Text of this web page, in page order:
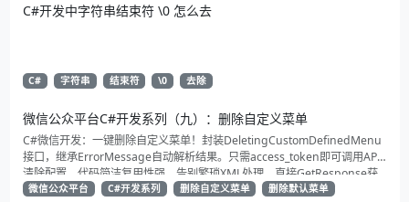
C#开发中字符串结束符 \0 怎么去
C# 字符串 结束符 \0 去除
微信公众平台C#开发系列（九）：删除自定义菜单
C#微信开发：一键删除自定义菜单！封装DeletingCustomDefinedMenu
接口，继承ErrorMessage自动解析结果。只需access_token即可调用API
清除配置。代码简洁复用性强，告别繁琐XML处理，直接GetResponse获
取状态。适合动态管理公众号的开发者，建议收藏备用！
微信公众平台 C#开发系列 删除自定义菜单
删除默认菜单